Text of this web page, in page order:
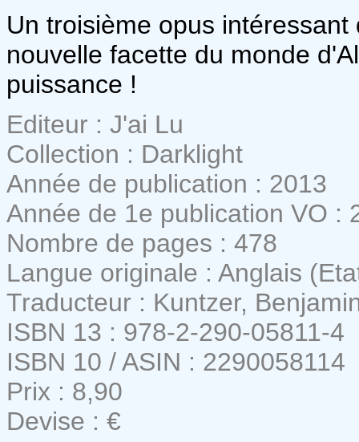
Un troisième opus
nouvelle facette du monde
puissance !
Editeur : J'ai Lu
Collection : Darklight
Année de publication : 2013
Année de 1e publication VO :
Nombre de pages : 478
Langue originale : Anglais
Traducteur : Kuntzer,
ISBN 13 : 978-2-290-05811-4
ISBN 10 / ASIN : 2290058114
Prix : 8,90
Devise : €